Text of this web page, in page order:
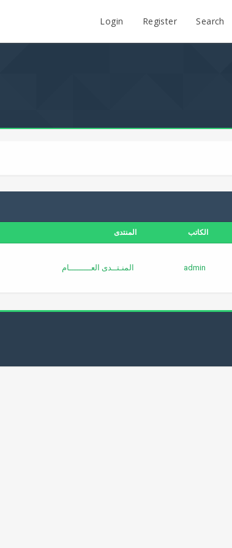
Search
Register
Login
الكاتب المنتدى
admin المنـتــدى العـــــــــام